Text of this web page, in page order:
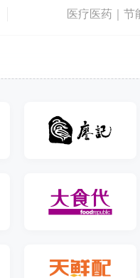
医疗医药｜节